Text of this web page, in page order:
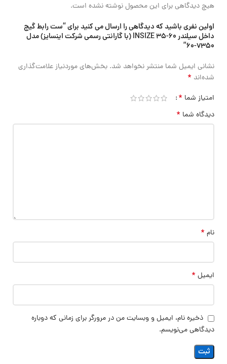
هیچ دیدگاهی برای این محصول نوشته نشده است.
اولین نفری باشید که دیدگاهی را ارسال می کنید برای “ست رابط گیج
داخل سیلندر 60-35 INSIZE (با گارانتی رسمی شرکت اینسایز) مدل
7350-60”
نشانی ایمیل شما منتشر نخواهد شد. بخش‌های موردنیاز علامت‌گذاری
شده‌اند *
امتیاز شما *
دیدگاه شما *
نام *
ایمیل *
ذخیره نام، ایمیل و وبسایت من در مرورگر برای زمانی که دوباره
دیدگاهی می‌نویسم.